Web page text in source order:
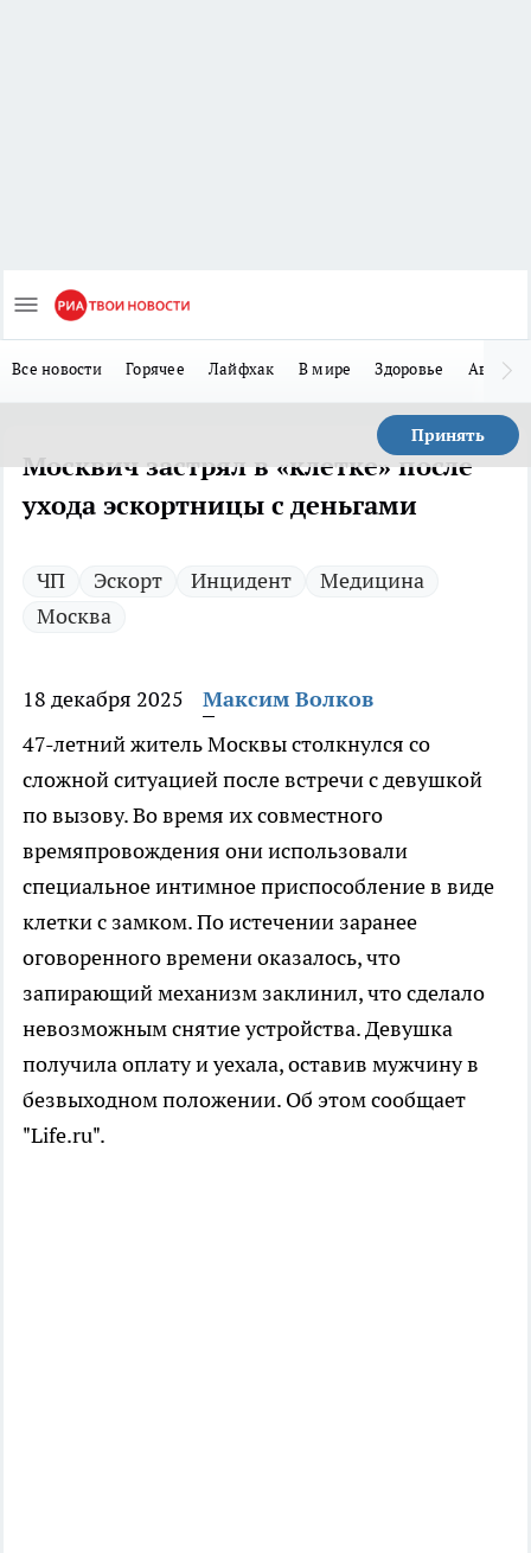
Все новости Горячее Лайфхак В мире Здоровье Авто
Принять
Москвич застрял в «клетке» после
ухода эскортницы с деньгами
ЧП Эскорт Инцидент
Медицина
Москва
18 декабря 2025
Максим Волков
47-летний житель Москвы столкнулся со
сложной ситуацией после встречи с девушкой
по вызову. Во время их совместного
времяпровождения они использовали
специальное интимное приспособление в виде
клетки с замком. По истечении заранее
оговоренного времени оказалось, что
запирающий механизм заклинил, что сделало
невозможным снятие устройства. Девушка
получила оплату и уехала, оставив мужчину в
безвыходном положении. Об этом сообщает
"Life.ru".